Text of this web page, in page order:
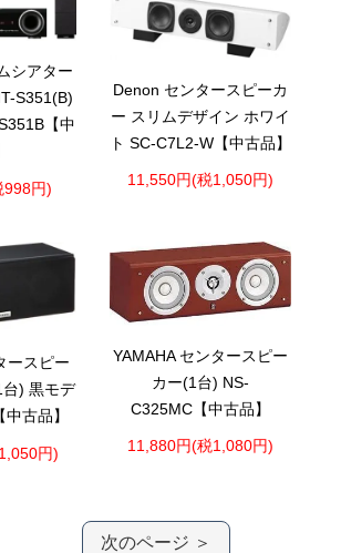
シアター
S351(B)
【中
998円)
Denon センタースピーカ
ー スリムデザイン ホワイ
ト SC-C7L2-W【中古品】
11,550円(税1,050円)
ースピー
) 黒モデ
古品】
円)
YAMAHA センタースピー
カー(1台) NS-
C325MC【中古品】
11,880円(税1,080円)
次のページ ＞